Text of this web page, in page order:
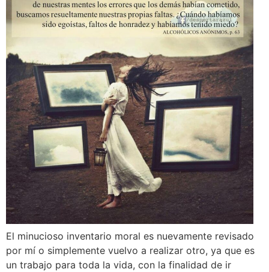
El minucioso inventario moral es nuevamente revisado
por mí o simplemente vuelvo a realizar otro, ya que es
un trabajo para toda la vida, con la finalidad de ir